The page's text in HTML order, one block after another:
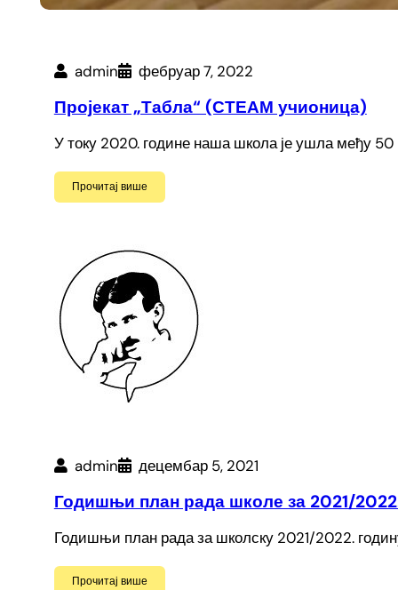
admin фебруар 7, 2022
Пројекат „Табла“ (СТЕАМ учионица)
У току 2020. године наша школа је ушла међу
Прочитај више
admin децембар 5, 2021
Годишњи план рада школе за 2021/
Годишњи план рада за школску 2021/2022.
Прочитај више